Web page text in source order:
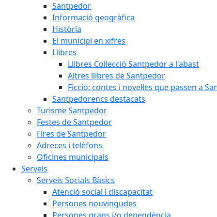
Santpedor
Informació geogràfica
Història
El municipi en xifres
Llibres
Llibres Col·lecció Santpedor a l'abast
Altres llibres de Santpedor
Ficció: contes i novel·les que passen a
Santpedorencs destacats
Turisme Santpedor
Festes de Santpedor
Fires de Santpedor
Adreces i telèfons
Oficines municipals
Serveis
Serveis Socials Bàsics
Atenció social i discapacitat
Persones nouvingudes